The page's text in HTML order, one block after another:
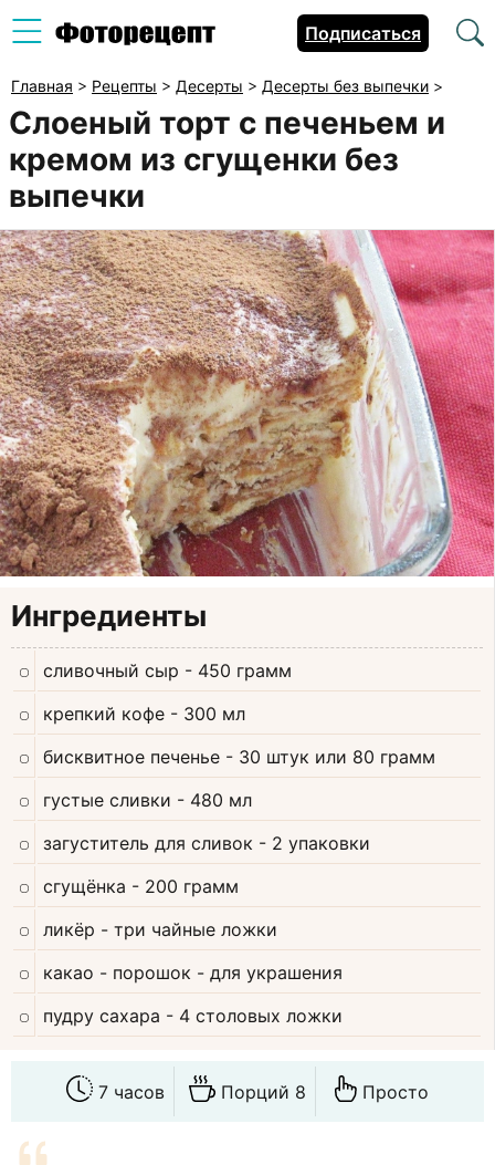
Подписаться
Главная > Рецепты > Десерты > Десерты без выпечки >
Слоеный торт с печеньем и
кремом из сгущенки без
выпечки
Ингредиенты
сливочный сыр - 450 грамм
крепкий кофе - 300 мл
бисквитное печенье - 30 штук или 80 грамм
густые сливки - 480 мл
загуститель для сливок - 2 упаковки
сгущёнка - 200 грамм
ликёр - три чайные ложки
какао - порошок - для украшения
пудру сахара - 4 столовых ложки
7 часов Порций 8 Просто